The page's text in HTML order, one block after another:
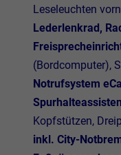
Leseleuchten
Lederlenkrad,
(Bordcomputer),
Notrufsystem eCall
Kopfstützen,
inkl. City-